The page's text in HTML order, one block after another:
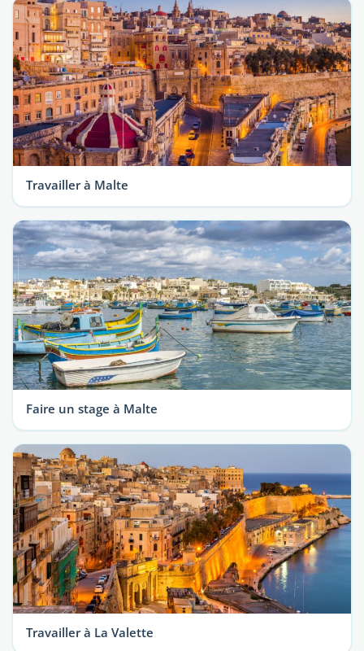
Travailler à Malte
Faire un stage à Malte
Travailler à La Valette